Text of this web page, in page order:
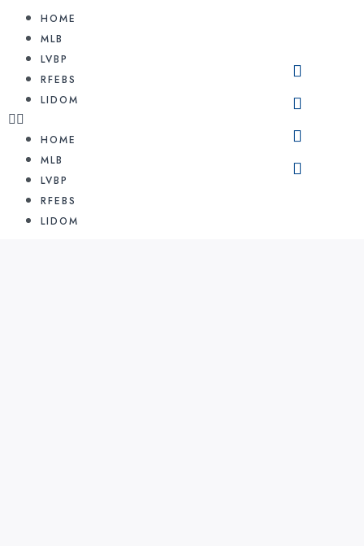
HOME
MLB
LVBP
RFEBS
LIDOM
HOME
MLB
LVBP
RFEBS
LIDOM